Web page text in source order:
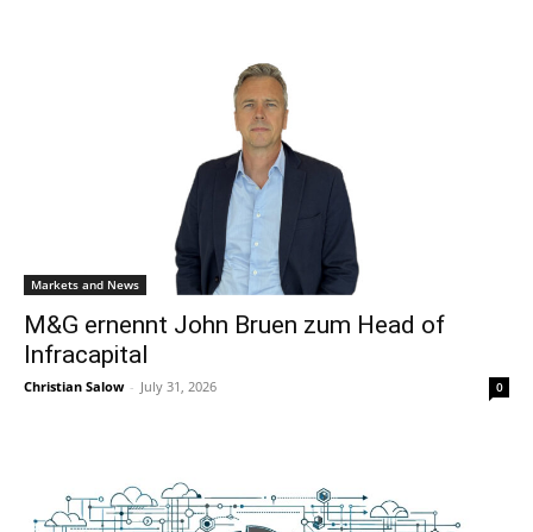
Markets and News
M&G ernennt John Bruen zum Head of
Infracapital
Christian Salow - July 31, 2026 0